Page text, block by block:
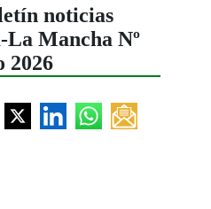
noticias
Mancha Nº
2026